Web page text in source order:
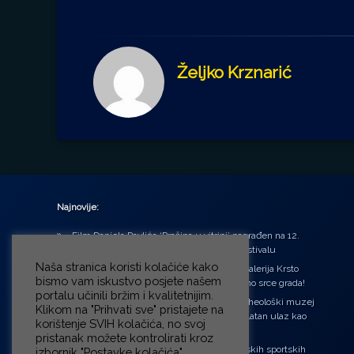
Željko Krznarić
Najnovije:
Film Daniela Pavlića ‘Prašina u vitrini’ nagrađen na 12.
Green Montenegro International Film Festivalu
U središtu Petrinje otvorena obnovljena Galerija Krsto
Hegedušić: Kultura vraćena kući, u samo srce grada!
Od petka do nedjelje (31.7. – 2.8.2026.) Arheološki muzej
u Zagrebu otvara vrata građanima: Besplatan ulaz kao
zaklon od toplinskog vala
‘Ni med cvetjem ni pravice’ na Aleji hrvatskih sportskih
Naša stranica koristi kolačiće kako
bismo vam iskustvo posjete našem
portalu učinili bržim i kvalitetnijim.
Klikom na "Prihvati sve" pristajete na
korištenje SVIH kolačića, no svoj
pristanak možete kontrolirati kroz